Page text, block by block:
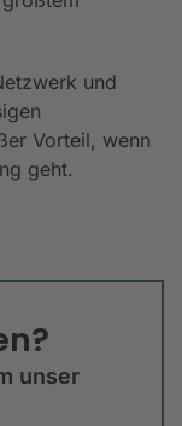
und
Vorteil, wenn
geht.
unser